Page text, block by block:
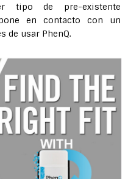
tipo de pre-existente
en contacto con un
de usar PhenQ.